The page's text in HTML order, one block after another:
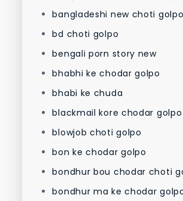
bangladeshi new choti golpo
bd choti golpo
bengali porn story new
bhabhi ke chodar golpo
bhabi ke chuda
blackmail kore chodar golpo
blowjob choti golpo
bon ke chodar golpo
bondhur bou chodar choti
bondhur ma ke chodar